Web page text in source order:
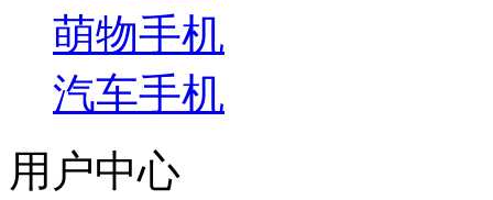
萌物手机
汽车手机
用户中心